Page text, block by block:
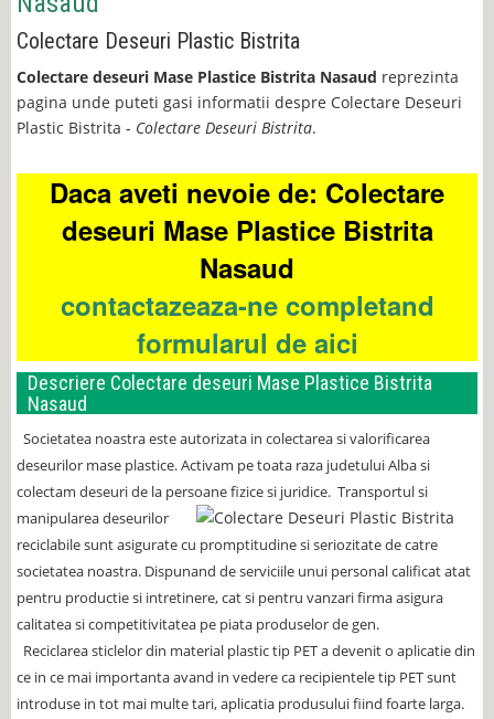
Colectare Deseuri Plastic Bistrita
Colectare deseuri Mase Plastice Bistrita Nasaud reprezinta
pagina unde puteti gasi informatii despre Colectare Deseuri
Plastic Bistrita - Colectare Deseuri Bistrita.
Daca aveti nevoie de: Colectare
deseuri Mase Plastice Bistrita
Nasaud
contactazeaza-ne completand
formularul de aici
Descriere Colectare deseuri Mase Plastice Bistrita
Nasaud
Societatea noastra este autorizata in colectarea si valorificarea
deseurilor mase plastice. Activam pe toata raza judetului Alba si
colectam deseuri de la persoane fizice si juridice. Transportul si
manipularea deseurilor
reciclabile sunt asigurate cu promptitudine si seriozitate de catre
societatea noastra. Dispunand de serviciile unui personal calificat atat
pentru productie si intretinere, cat si pentru vanzari firma asigura
calitatea si competitivitatea pe piata produselor de gen.
Reciclarea sticlelor din material plastic tip PET a devenit o aplicatie din
ce in ce mai importanta avand in vedere ca recipientele tip PET sunt
introduse in tot mai multe tari, aplicatia produsului fiind foarte larga.